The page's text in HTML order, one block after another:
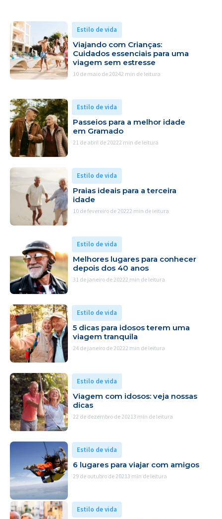
Estilo de vida
Viajando com Crianças:
Cuidados essenciais para uma
viagem sem estresse
10 de maio de 20242 min de leitura
Estilo de vida
Passeios para a melhor idade
em Gramado
21 de abril de 20222 min de leitura
Estilo de vida
Praias ideais para a terceira
idade
10 de fevereiro de 20222 min de leitura
Estilo de vida
Melhores lugares para conhecer
depois dos 40 anos
31 de janeiro de 20222 min de leitura
Estilo de vida
5 dicas para idosos terem uma
viagem tranquila
24 de janeiro de 20222 min de leitura
Estilo de vida
Viagem com idosos: veja nossas
dicas
22 de dezembro de 20213 min de leitura
Estilo de vida
6 lugares para viajar com amigos
29 de outubro de 20213 min de leitura
Estilo de vida